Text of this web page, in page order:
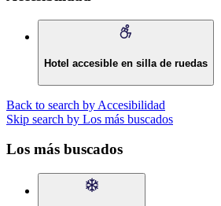
Hotel accesible en silla de ruedas
Back to search by Accesibilidad
Skip search by Los más buscados
Los más buscados